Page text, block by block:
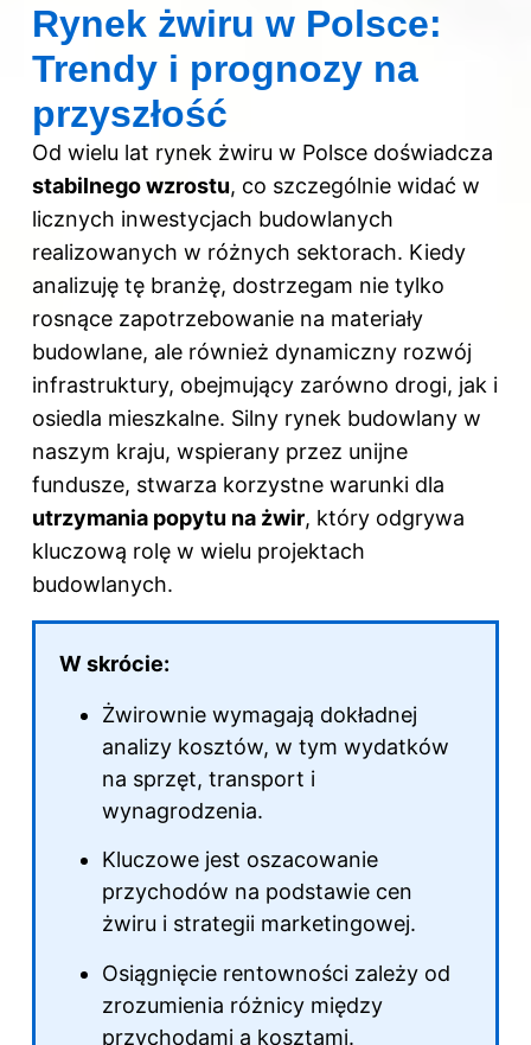
Rynek żwiru w Polsce:
Trendy i prognozy na
przyszłość
Od wielu lat rynek żwiru w Polsce doświadcza
stabilnego wzrostu, co szczególnie widać w
licznych inwestycjach budowlanych
realizowanych w różnych sektorach. Kiedy
analizuję tę branżę, dostrzegam nie tylko
rosnące zapotrzebowanie na materiały
budowlane, ale również dynamiczny rozwój
infrastruktury, obejmujący zarówno drogi, jak i
osiedla mieszkalne. Silny rynek budowlany w
naszym kraju, wspierany przez unijne
fundusze, stwarza korzystne warunki dla
utrzymania popytu na żwir, który odgrywa
kluczową rolę w wielu projektach
budowlanych.
W skrócie:
Żwirownie wymagają dokładnej
analizy kosztów, w tym wydatków
na sprzęt, transport i
wynagrodzenia.
Kluczowe jest oszacowanie
przychodów na podstawie cen
żwiru i strategii marketingowej.
Osiągnięcie rentowności zależy od
zrozumienia różnicy między
przychodami a kosztami.